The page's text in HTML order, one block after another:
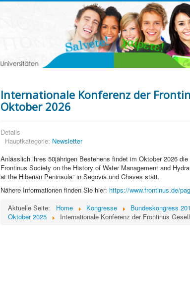
Internationale Konferenz der
Oktober 2026
Details
Hauptkategorie: Newsletter
Anlässlich ihres 50jährigen Bestehens findet im Oktober 2026
Frontinus Society on the History of Water Management and
at the Hiberian Peninsula” in Segovia und Chaves statt.
Nähere Informationen finden Sie hier: https://www.frontinus.de/
Aktuelle Seite:
Home Kongresse Bundeskongress
Oktober 2025
Internationale Konferenz der Frontinus